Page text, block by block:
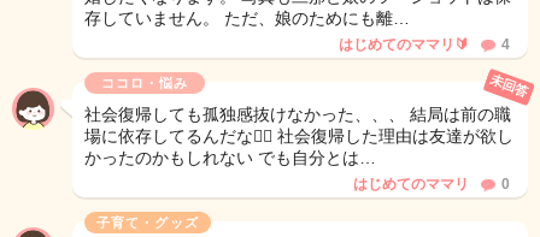
存していません。 ただ、娘のためにも離…
はじめてのママリ🔰 4
ココロ・悩み
社会復帰しても孤独感抜けなかった、、、 結局は前の職
場に依存してるんだな🙂‍↕️ 社会復帰した理由は友達が欲し
かったのかもしれない でも自分とは…
未回答
はじめてのママリ 0
子育て・グッズ